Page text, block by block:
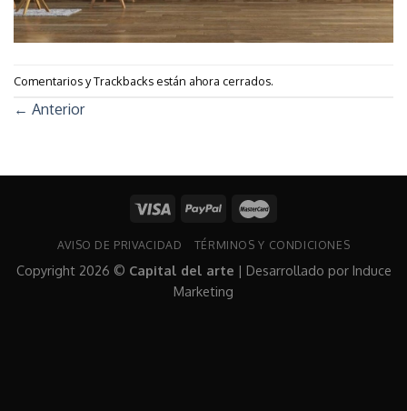
Comentarios y Trackbacks están ahora cerrados.
← Anterior
AVISO DE PRIVACIDAD TÉRMINOS Y CONDICIONES
Copyright 2026 © Capital del arte | Desarrollado por Induce
Marketing